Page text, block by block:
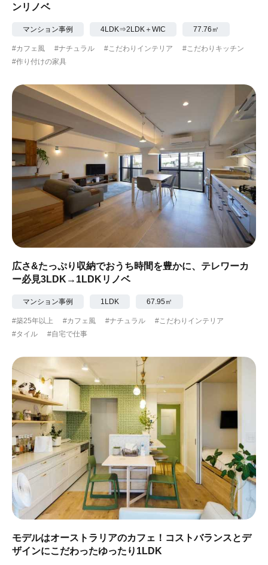
ンリノベ
マンション事例 4LDK⇒2LDK＋WIC 77.76㎡
#カフェ風 #ナチュラル #こだわりインテリア
#こだわりキッチン
#作り付けの家具
広さ&たっぷり収納でおうち時間を豊かに、テレワーカ
ー必見3LDK→1LDKリノベ
マンション事例 1LDK 67.95㎡
#築25年以上 #カフェ風 #ナチュラル
#こだわりインテリア
#タイル
#自宅で仕事
モデルはオーストラリアのカフェ！コストバランスとデ
ザインにこだわったゆったり1LDK